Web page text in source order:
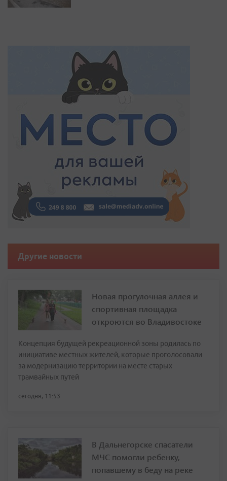
Другие новости
Новая прогулочная аллея и
спортивная площадка
откроются во Владивостоке
Концепция будущей рекреационной зоны родилась по
инициативе местных жителей, которые проголосовали
за модернизацию территории на месте старых
трамвайных путей
сегодня, 11:53
В Дальнегорске спасатели
МЧС помогли ребенку,
попавшему в беду на реке